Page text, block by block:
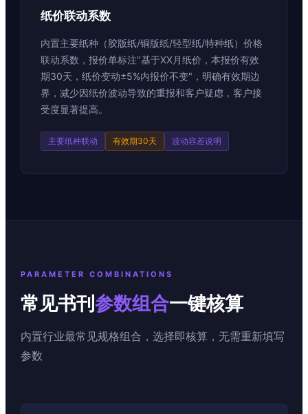
纸价联动系数
内置主要纸种（胶版纸/铜版纸/轻型纸/特种纸）价格
联动系数，报价单标注"基于XX月纸价，本报价有效
期30天，纸价变动±5%内报价不变"，明确有效期边
界，减少因纸价波动导致的重报和客户疑虑，客户接
受度显著提高。
主要纸种联动 有效期30天 波动容差说明
PARAMETER COMBINATIONS
常见书刊参数组合一键核算
内置行业最常见规格组合，选择即核算，无需重新填写
参数